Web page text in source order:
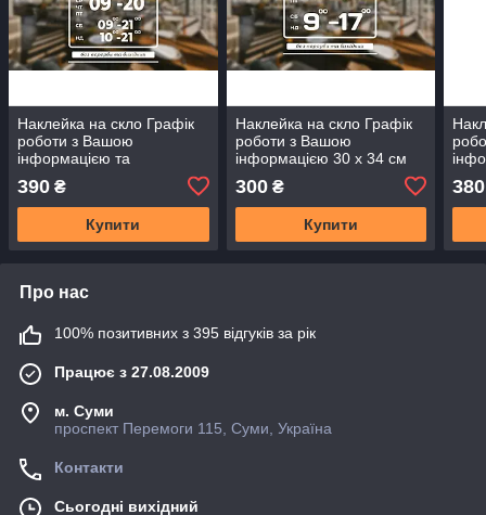
Наклейка на скло Графік
роботи з Вашою
інформацією та
390 ₴
Купити
Наклейка на скло Графік
роботи з Вашою
інформацією 30 х 34 см
300₴
Купити
380
Про нас
100% позитивних з 395 відгуків за рік
Працює з 27.08.2009
м. Суми
проспект Перемоги 115, Суми, Україна
Контакти
Сьогодні вихідний